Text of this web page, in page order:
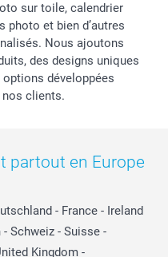
sur toile, calendrier
photo et bien d’autres
Nous ajoutons
des designs uniques
développées
clients.
partout en Europe
- France - Ireland
- Schweiz - Suisse -
Kingdom -